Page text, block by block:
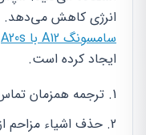
انرژی کاهش می‌دهد.
سامسونگ A12 با A20s
ایجاد کرده است.
ترجمه همزمان
حذف اشیاء مزاحم